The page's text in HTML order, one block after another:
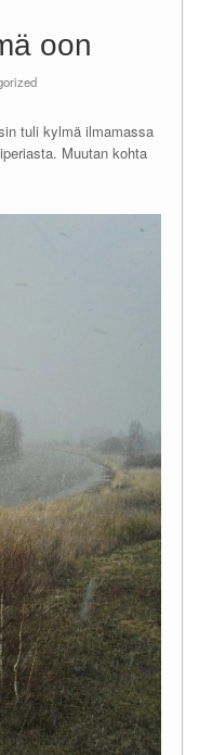
oon
tuli kylmä ilmamassa
Muutan kohta